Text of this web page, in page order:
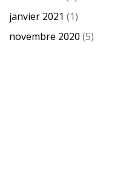
janvier 2021 (1)
novembre 2020 (5)